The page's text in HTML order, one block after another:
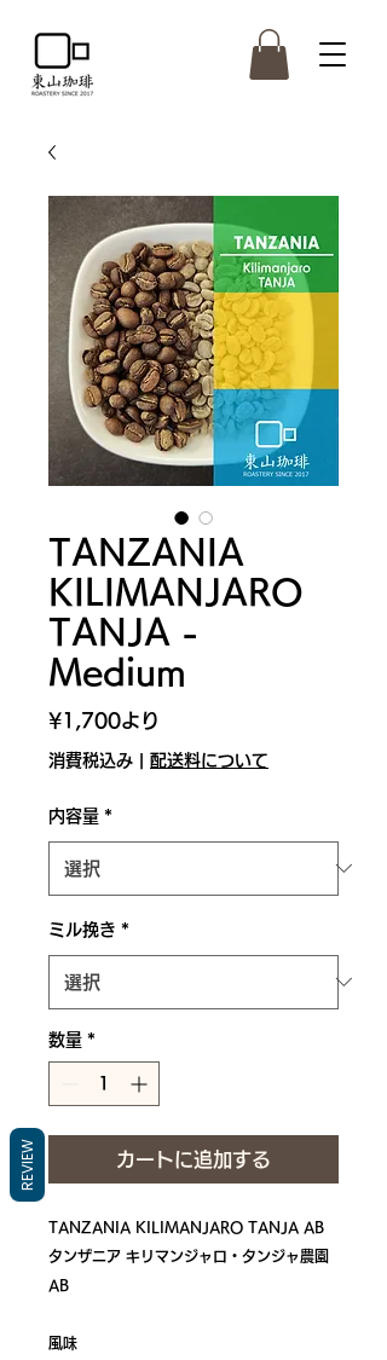
TANZANIA
KILIMANJARO
TANJA -
Medium
¥1,700より
ー
消費税込み 配送料について
内容量 *
ミル挽き *
数量 *
カートに追加する
TANZANIA KILIMANJARO TANJA AB
タンザニア キリマンジャロ・タンジャ農園
AB
風味
REVIEW